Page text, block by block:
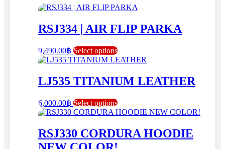
RSJ334 | AIR FLIP PARKA
9,490.00฿ Select optionsThis
product
multiple
variants.
options
may
chosen
on
LJ535 TITANIUM LEATHER
6,000.00฿ Select optionsThis
product
multiple
variants.
RSJ330 CORDURA HOODIE